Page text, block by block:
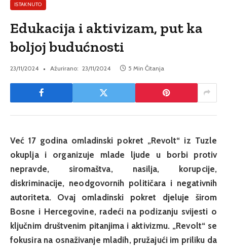
ISTAKNUTO
Edukacija i aktivizam, put ka
boljoj budućnosti
23/11/2024 Ažurirano: 23/11/2024 5 Min Čitanja
Već 17 godina omladinski pokret „Revolt“ iz Tuzle
okuplja i organizuje mlade ljude u borbi protiv
nepravde, siromaštva, nasilja, korupcije,
diskriminacije, neodgovornih političara i negativnih
autoriteta. Ovaj omladinski pokret djeluje širom
Bosne i Hercegovine, radeći na podizanju svijesti o
ključnim društvenim pitanjima i aktivizmu. „Revolt“ se
fokusira na osnaživanje mladih, pružajući im priliku da